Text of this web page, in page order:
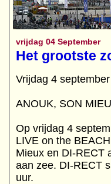
vrijdag 04 September
Het grootste
Vrijdag 4
ANOUK, SON
Op vrijdag 4
LIVE on the
Mieux en DI-RECT
aan zee. DI-RECT
uur.